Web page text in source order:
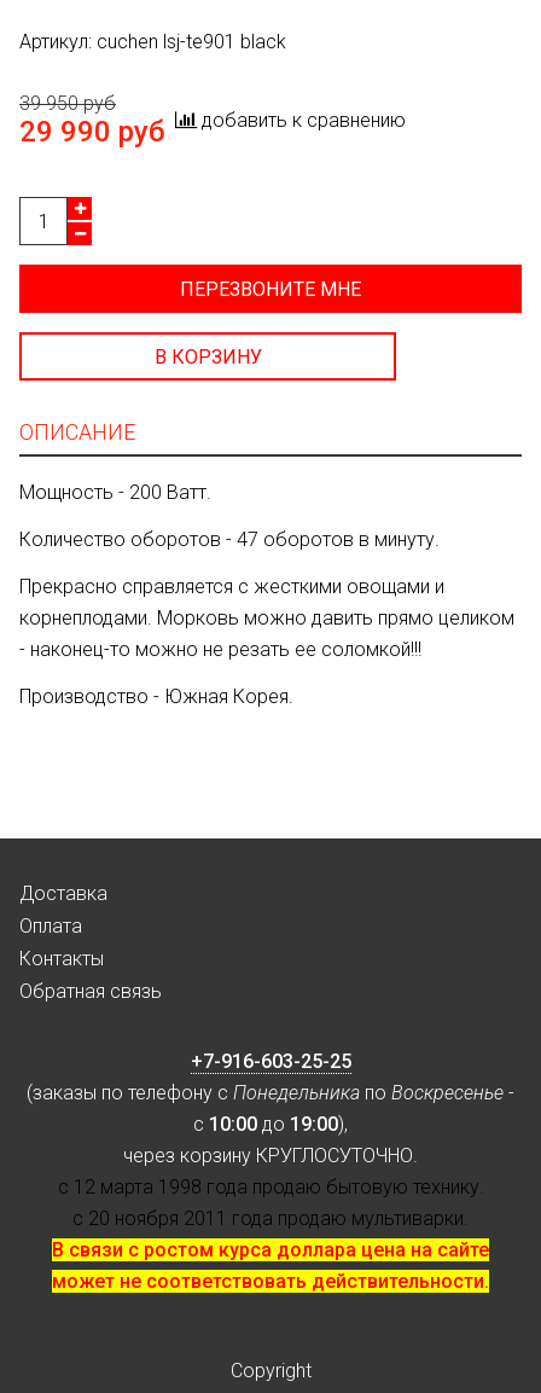
Артикул: cuchen lsj-te901 black
39 950 руб
29 990 руб добавить к сравнению
ПЕРЕЗВОНИТЕ МНЕ
В КОРЗИНУ
ОПИСАНИЕ
Мощность - 200 Ватт.
Количество оборотов - 47 оборотов в минуту.
Прекрасно справляется с жесткими овощами и
корнеплодами. Морковь можно давить прямо целиком
- наконец-то можно не резать ее соломкой!!!
Производство - Южная Корея.
Доставка
Оплата
Контакты
Обратная связь
+7-916-603-25-25
(заказы по телефону с Понедельника по Воскресенье -
с 10:00 до 19:00),
через корзину КРУГЛОСУТОЧНО.
с 12 марта 1998 года продаю бытовую технику.
с 20 ноября 2011 года продаю мультиварки.
В связи с ростом курса доллара цена на сайте
может не соответствовать действительности.
Copyright